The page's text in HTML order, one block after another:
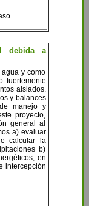
debida a
y como
fuertemente
aislados.
y balances
manejo y
proyecto,
general al
a) evaluar
calcular la
b)
en
intercepción